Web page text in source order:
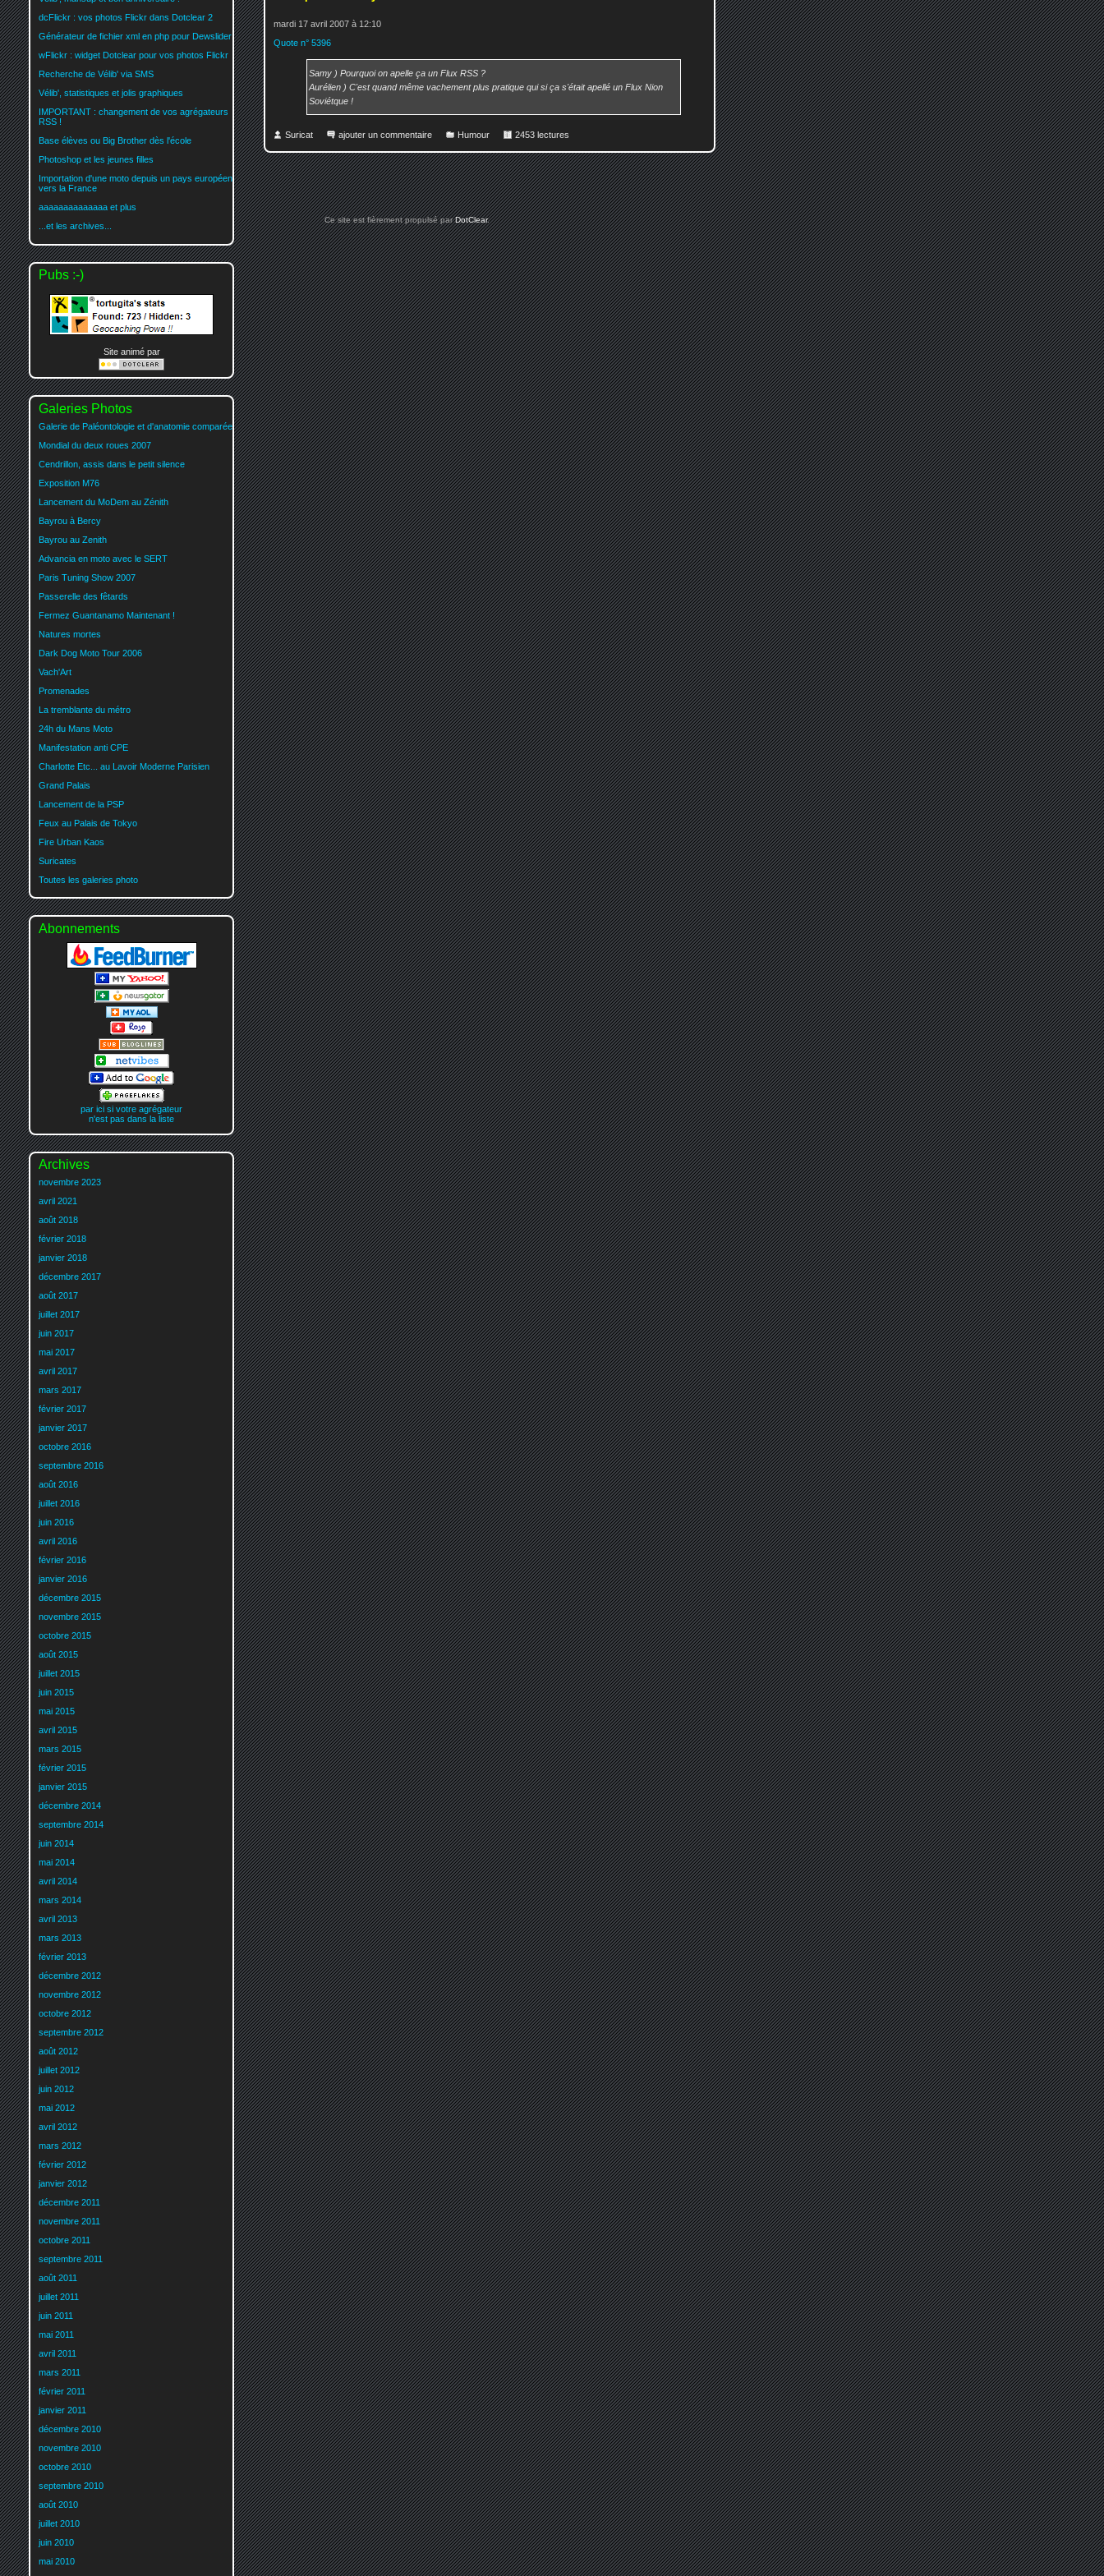
mardi 17 avril 2007 à 12:10
Quote n° 5396
Samy ) Pourquoi on apelle ça un Flux RSS ?
Aurélien ) C'est quand même vachement plus pratique qui si ça s'était apellé un Flux Nion
Soviétque !
Suricat ajouter un commentaire Humour 2453 lectures
dcFlickr : vos photos Flickr dans Dotclear 2
Générateur de fichier xml en php pour Dewslider
wFlickr : widget Dotclear pour vos photos Flickr
Recherche de Vélib' via SMS
Vélib', statistiques et jolis graphiques
IMPORTANT : changement de vos agrégateurs
RSS !
Base élèves ou Big Brother dès l'école
Photoshop et les jeunes filles
Importation d'une moto depuis un pays européen
vers la France
aaaaaaaaaaaaaa et plus
...et les archives...
Pubs :-)
Site animé par
Galeries Photos
Galerie de Paléontologie et d'anatomie comparée
Mondial du deux roues 2007
Cendrillon, assis dans le petit silence
Exposition M76
Lancement du MoDem au Zénith
Bayrou à Bercy
Bayrou au Zenith
Advancia en moto avec le SERT
Paris Tuning Show 2007
Passerelle des fêtards
Fermez Guantanamo Maintenant !
Natures mortes
Dark Dog Moto Tour 2006
Vach'Art
Promenades
La tremblante du métro
24h du Mans Moto
Manifestation anti CPE
Charlotte Etc... au Lavoir Moderne Parisien
Grand Palais
Lancement de la PSP
Feux au Palais de Tokyo
Fire Urban Kaos
Suricates
Toutes les galeries photo
Abonnements
par ici si votre agrégateur
n'est pas dans la liste
Archives
novembre 2023
avril 2021
août 2018
février 2018
janvier 2018
décembre 2017
août 2017
juillet 2017
juin 2017
mai 2017
avril 2017
mars 2017
février 2017
janvier 2017
octobre 2016
septembre 2016
août 2016
juillet 2016
juin 2016
avril 2016
février 2016
janvier 2016
décembre 2015
novembre 2015
octobre 2015
août 2015
juillet 2015
juin 2015
mai 2015
avril 2015
mars 2015
février 2015
janvier 2015
décembre 2014
septembre 2014
juin 2014
mai 2014
avril 2014
mars 2014
avril 2013
mars 2013
février 2013
décembre 2012
novembre 2012
octobre 2012
septembre 2012
août 2012
juillet 2012
juin 2012
mai 2012
avril 2012
mars 2012
février 2012
janvier 2012
décembre 2011
novembre 2011
octobre 2011
septembre 2011
août 2011
juillet 2011
juin 2011
mai 2011
avril 2011
mars 2011
février 2011
janvier 2011
décembre 2010
novembre 2010
octobre 2010
septembre 2010
août 2010
juillet 2010
juin 2010
mai 2010
Ce site est fièrement propulsé parDotClear.